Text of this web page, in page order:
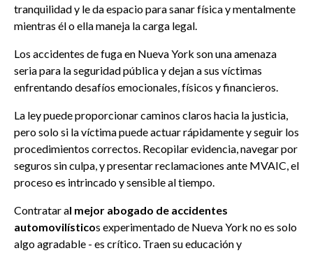
tranquilidad y le da espacio para sanar física y mentalmente
mientras él o ella maneja la carga legal.
Los accidentes de fuga en Nueva York son una amenaza
seria para la seguridad pública y dejan a sus víctimas
enfrentando desafíos emocionales, físicos y financieros.
La ley puede proporcionar caminos claros hacia la justicia,
pero solo si la víctima puede actuar rápidamente y seguir los
procedimientos correctos. Recopilar evidencia, navegar por
seguros sin culpa, y presentar reclamaciones ante MVAIC, el
proceso es intrincado y sensible al tiempo.
Contratar al mejor abogado de accidentes
automovilísticos experimentado de Nueva York no es solo
algo agradable - es crítico. Traen su educación y